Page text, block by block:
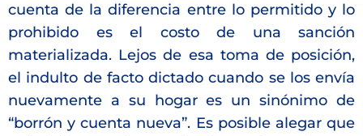
cuenta de la diferencia entre lo permitido y lo
prohibido es el costo de una sanción
materializada. Lejos de esa toma de posición,
el indulto de facto dictado cuando se los envía
nuevamente a su hogar es un sinónimo de
“borrón y cuenta nueva”. Es posible alegar que